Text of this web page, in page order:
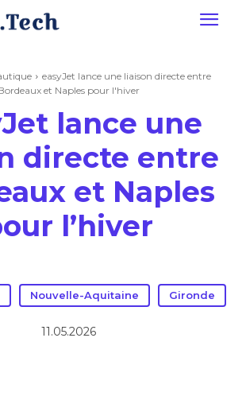
easyJet lance une liaison directe entre
et Naples pour l'hiver
lance une
directe entre
et Naples
l’hiver
Nouvelle-Aquitaine Gironde
11.05.2026